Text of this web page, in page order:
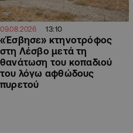
09.08.2026 13:10
«Έσβησε» κτηνοτρόφος
στη Λέσβο μετά τη
θανάτωση του κοπαδιού
του λόγω αφθώδους
πυρετού